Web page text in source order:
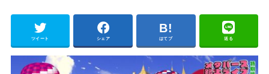
ツイート シェア はてブ 送る